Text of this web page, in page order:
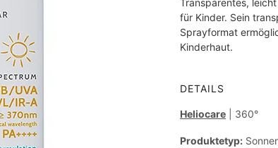
Transparentes,
für Kinder. Sein
Sprayformat
Kinderhaut.
DETAILS
Heliocare | 360°
Produktetyp: